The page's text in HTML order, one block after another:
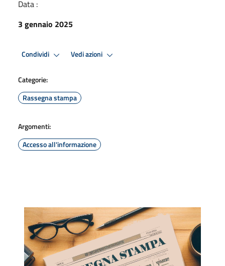
Data :
3 gennaio 2025
Condividi Vedi azioni
Categorie:
Rassegna stampa
Argomenti:
Accesso all'informazione